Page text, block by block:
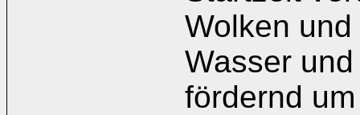
Wolken
Wasser
fördernd